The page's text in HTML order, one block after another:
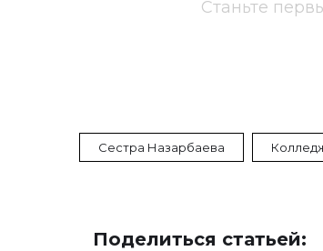
Станьте
Сестра Назарбаева
Поделиться статьей: